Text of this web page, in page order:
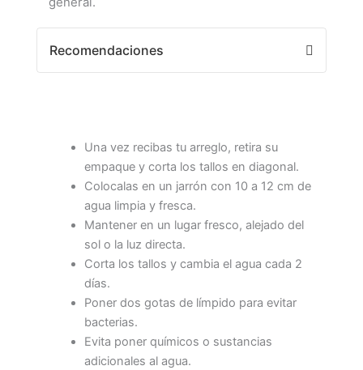
Recomendaciones
Una vez recibas tu arreglo, retira su
empaque y corta los tallos en diagonal.
Colocalas en un jarrón con 10 a 12 cm de
agua limpia y fresca.
Mantener en un lugar fresco, alejado del
sol o la luz directa.
Corta los tallos y cambia el agua cada 2
días.
Poner dos gotas de límpido para evitar
bacterias.
Evita poner químicos o sustancias
adicionales al agua.